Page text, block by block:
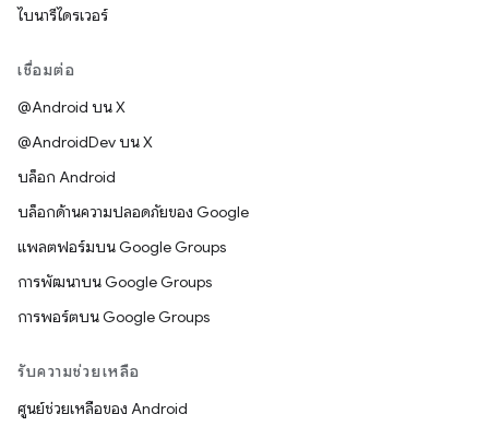
ไบนารีไดรเวอร์
เชื่อมต่อ
@Android บน X
@AndroidDev บน X
บล็อก Android
บล็อกด้านความปลอดภัยของ Google
แพลตฟอร์มบน Google Groups
การพัฒนาบน Google Groups
การพอร์ตบน Google Groups
รับความช่วยเหลือ
ศูนย์ช่วยเหลือของ Android